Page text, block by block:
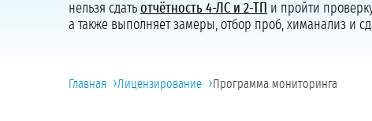
нельзя сдать отчётность 4-ЛС и 2-ТП и пройти
а также выполняет замеры, отбор проб, химанализ и
Главная ›Лицензирование ›Программа мониторинга